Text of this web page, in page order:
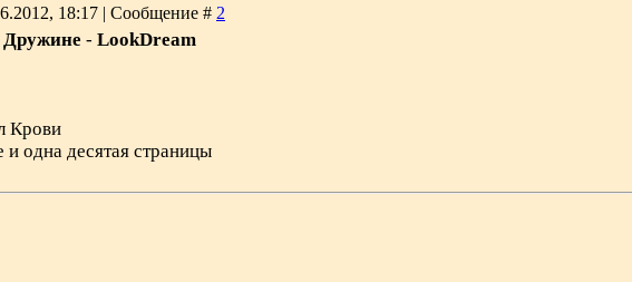
18:17 | Сообщение # 2
- LookDream
Крови
и одна десятая страницы